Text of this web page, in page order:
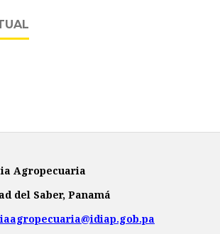
Agropecuaria
del Saber, Panamá